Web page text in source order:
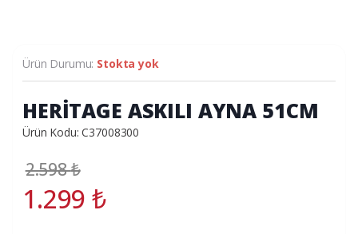
Ürün Durumu: Stokta yok
HERİTAGE ASKILI AYNA 51CM
Ürün Kodu: C37008300
2.598₺
1.299₺